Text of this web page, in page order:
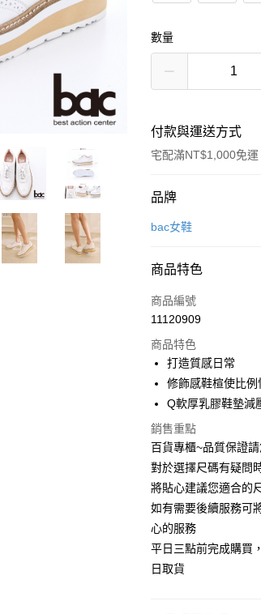
數量
付款與運送方式
宅配滿NT$1,000免運
付款方式
信用卡一次付款
街口支付
運送方式
宅配
每筆NT$90，滿
品牌
bac女鞋
商品特色
商品編號
11120909
商品特色
打造質感日常
修飾感鞋楦使比例
Q軟厚乳膠鞋墊減
銷售重點
百貨專櫃~品質保證
對於選擇尺碼有疑問
將貼心建議您適合的
如有需要後續服務可
心的服務
平日三點前完成購買
日取貨